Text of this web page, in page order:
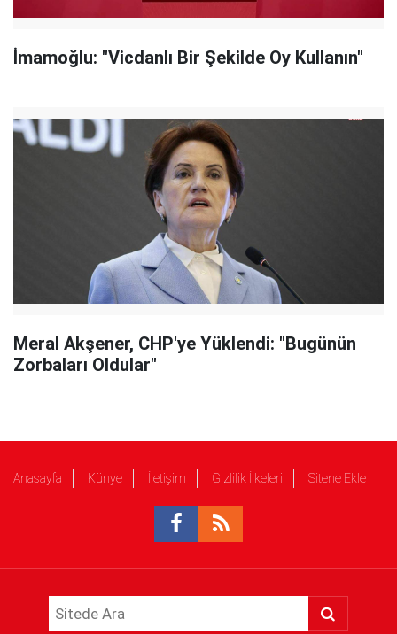
İmamoğlu: "Vicdanlı Bir Şekilde Oy Kullanın"
Meral Akşener, CHP'ye Yüklendi: "Bugünün
Zorbaları Oldular"
Anasayfa Künye İletişim Gizlilik İlkeleri Sitene Ekle